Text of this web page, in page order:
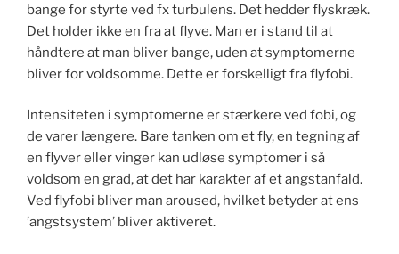
bange for styrte ved fx turbulens. Det hedder flyskræk.
Det holder ikke en fra at flyve. Man er i stand til at
håndtere at man bliver bange, uden at symptomerne
bliver for voldsomme. Dette er forskelligt fra flyfobi.
Intensiteten i symptomerne er stærkere ved fobi, og
de varer længere. Bare tanken om et fly, en tegning af
en flyver eller vinger kan udløse symptomer i så
voldsom en grad, at det har karakter af et angstanfald.
Ved flyfobi bliver man aroused, hvilket betyder at ens
’angstsystem’ bliver aktiveret.